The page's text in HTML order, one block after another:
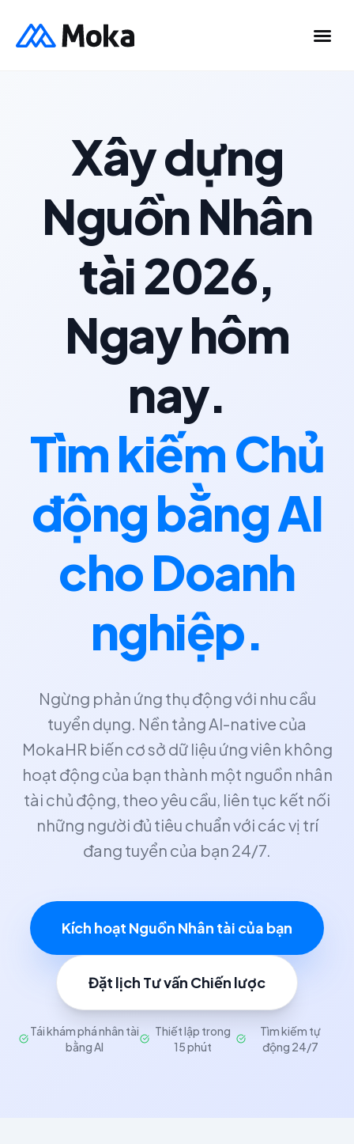
Xây dựng
Nguồn Nhân
tài 2026,
Ngay hôm
nay.
Tìm kiếm Chủ
động bằng AI
cho Doanh
nghiệp.
Ngừng phản ứng thụ động với nhu cầu
tuyển dụng. Nền tảng AI-native của
MokaHR biến cơ sở dữ liệu ứng viên không
hoạt động của bạn thành một nguồn nhân
tài chủ động, theo yêu cầu, liên tục kết nối
những người đủ tiêu chuẩn với các vị trí
đang tuyển của bạn 24/7.
Kích hoạt Nguồn Nhân tài của bạn
Đặt lịch Tư vấn Chiến lược
Tái khám phá nhân tài
bằng AI
Thiết lập trong
15 phút
Tìm kiếm tự
động 24/7